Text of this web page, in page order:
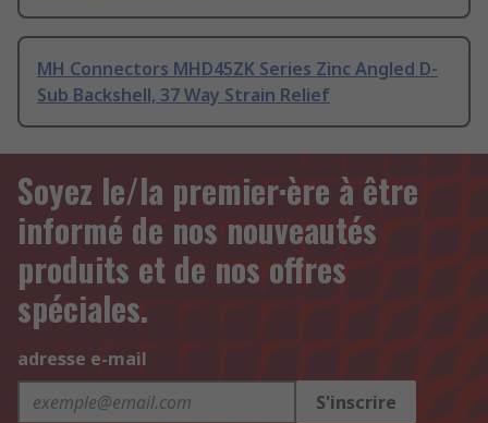
MH Connectors MHD45ZK Series Zinc Angled D-
Sub Backshell, 37 Way Strain Relief
Soyez le/la premier·ère à être
informé de nos nouveautés
produits et de nos offres
spéciales.
adresse e-mail
S'inscrire